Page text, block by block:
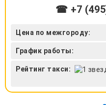
☎ +7
Цена по межгороду:
График работы:
Рейтинг такси: